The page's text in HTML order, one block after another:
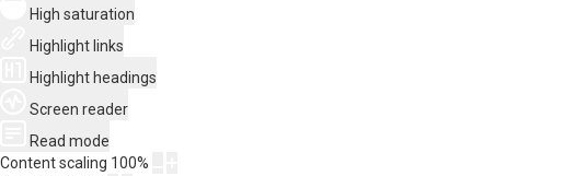
High saturation
Highlight links
Highlight headings
Screen reader
Read mode
Content scaling 100%